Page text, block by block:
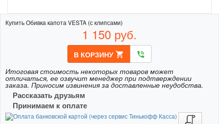
Купить Обивка капота VESTA (с клипсами)
1 150 руб.
В КОРЗИНУ shopping_cart phone_in_talk
Итоговая стоимость некоторых товаров может
отличаться, ее озвучит менеджер при подтверждении
заказа. Приносим извинения за доставленные неудобства.
Рассказать друзьям
Принимаем к оплате